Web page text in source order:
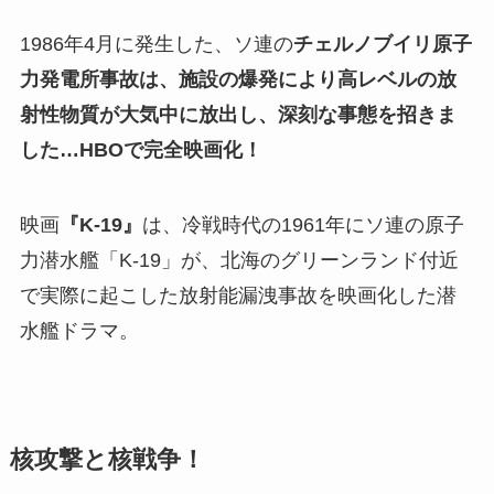
1986年4月に発生した、ソ連のチェルノブイリ原子
力発電所事故は、施設の爆発により高レベルの放
射性物質が大気中に放出し、深刻な事態を招きま
した…HBOで完全映画化！
映画 『K-19』 は、冷戦時代の1961年にソ連の原子
力潜水艦「K-19」が、北海のグリーンランド付近
で実際に起こした放射能漏洩事故を映画化した潜
水艦ドラマ。
核攻撃と核戦争！